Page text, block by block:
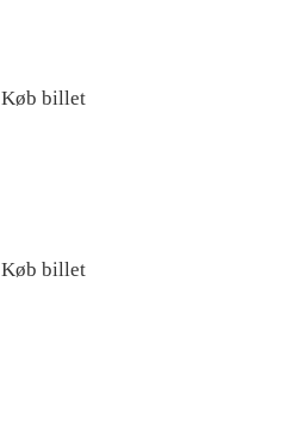
Køb billet
Køb billet